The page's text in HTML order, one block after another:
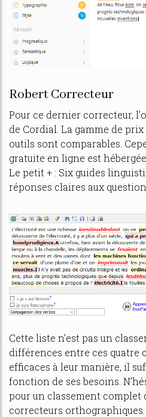
Robert Correcteur
Pour ce dernier correcteur,
de Cordial. La gamme de
outils sont comparables.
gratuite en ligne est
Le petit + : Six guides
réponses claires aux
Cette liste n’est pas un
différences entre ces quatre
efficaces à leur manière, il
fonction de ses besoins.
pour un classement complet
correcteurs orthographiques.